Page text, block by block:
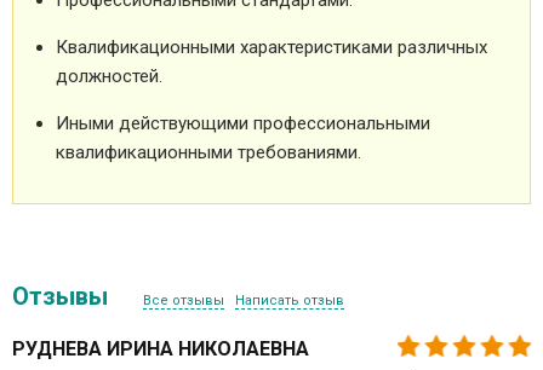
Квалификационными характеристиками различных
должностей.
Иными действующими профессиональными
квалификационными требованиями.
Отзывы Все отзывы Написать отзыв
РУДНЕВА ИРИНА НИКОЛАЕВНА